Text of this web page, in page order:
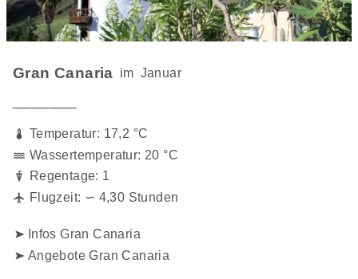
Gran Canaria im Januar
───────
Temperatur: 17,2 °C
Wassertemperatur: 20 °C
Regentage: 1
Flugzeit: ∽ 4,30 Stunden
Infos Gran Canaria
Angebote Gran Canaria